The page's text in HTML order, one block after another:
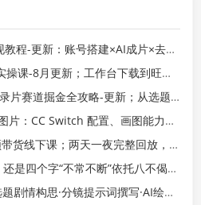
成片×去重限流解决方案×YPP变现×AI真人生成×人物一致性
下载到旺铺装修客服分流，手把手搞定开店全部必备操作
从选题到发布十一大环节拆解，零基础也能做出高流量真实感内容
配置、画图能力检测与全局 Skill 教程
夜完整回放，12小时高清视频收录头部操盘手全流程教学
“不常不断”依托八不偈解读无我因果连续之理
撰写·AI绘图配音·2D动画制作·剪映实操完成完整漫剧成片